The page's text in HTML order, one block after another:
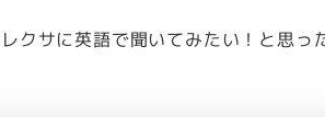
クサに英語で聞いてみたい！と思